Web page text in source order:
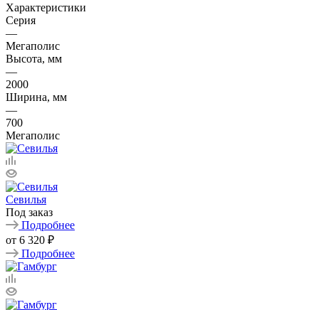
Характеристики
Серия
—
Мегаполис
Высота, мм
—
2000
Ширина, мм
—
700
Мегаполис
Севилья
Под заказ
Подробнее
от 6 320 ₽
Подробнее